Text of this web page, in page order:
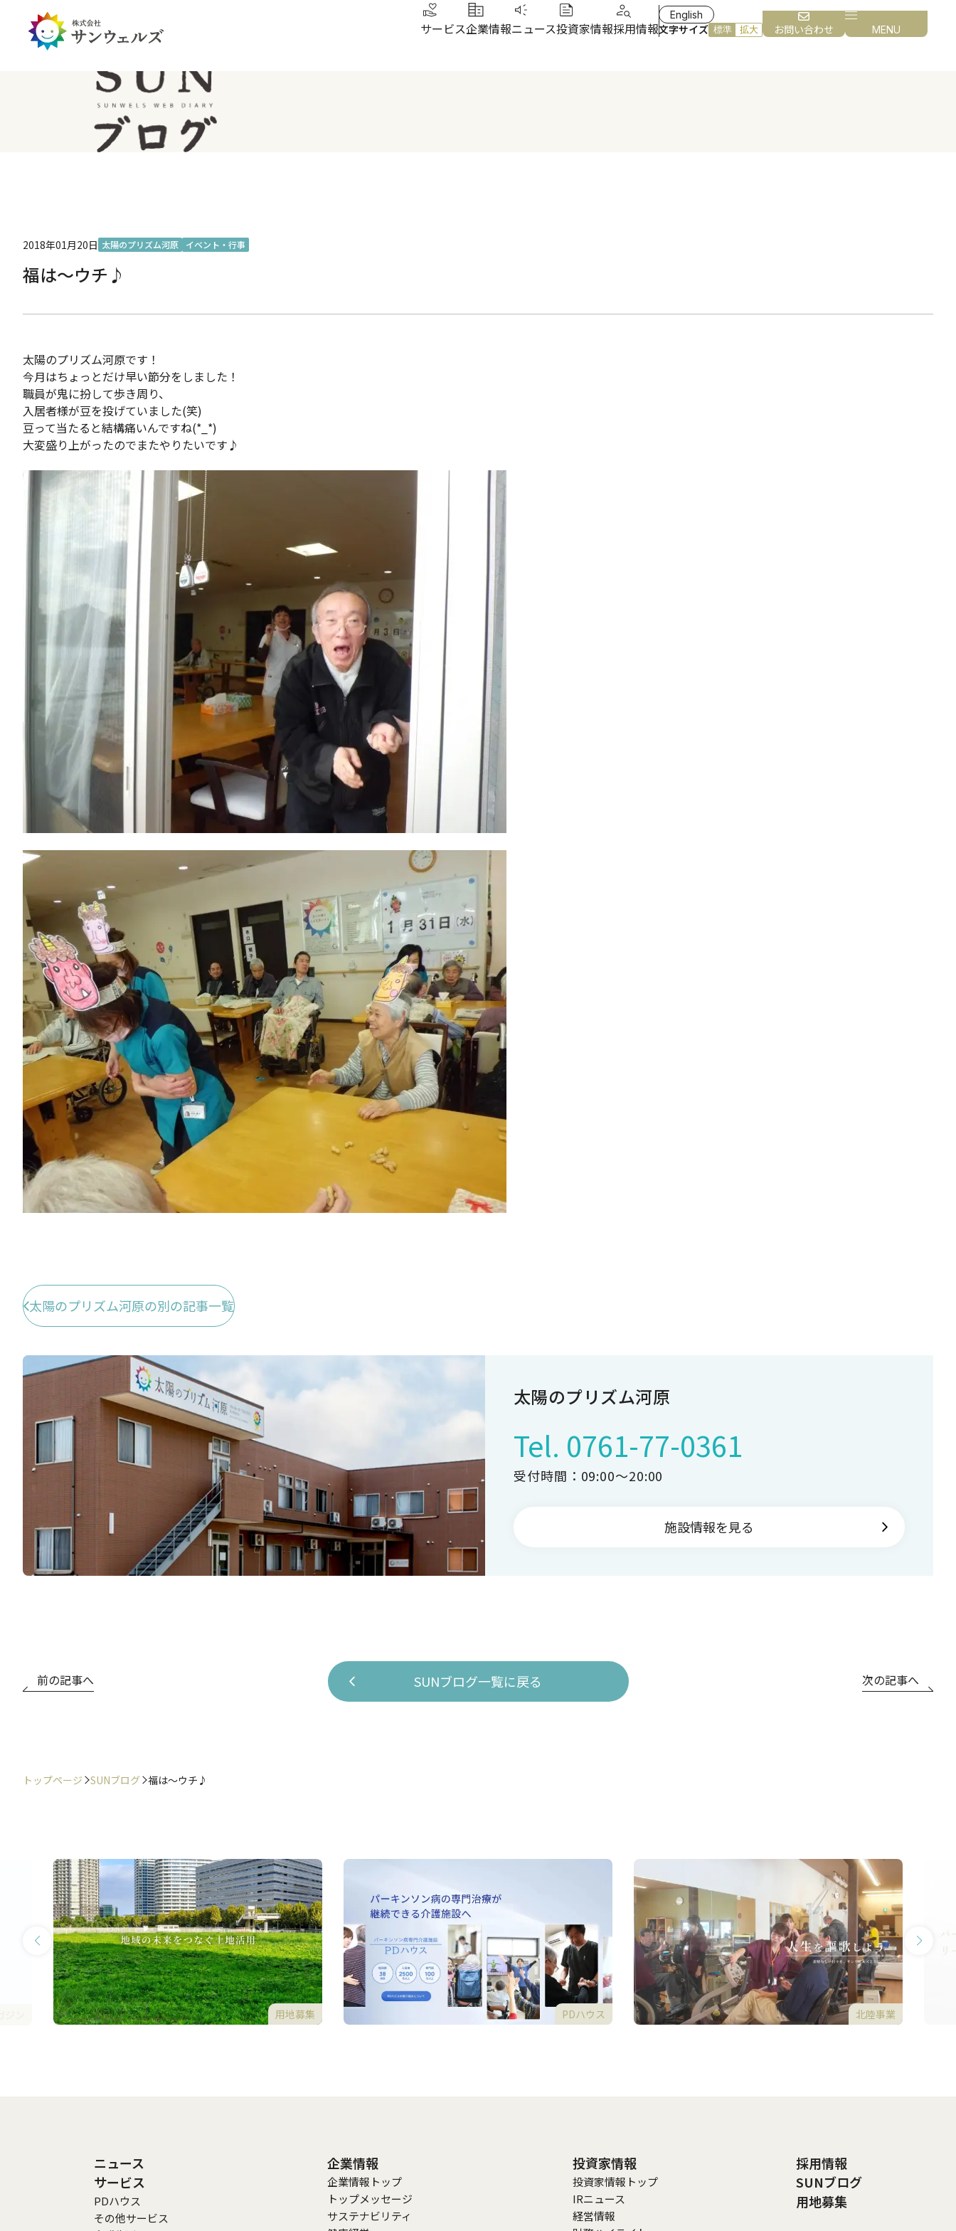
サービス
全国 PDハウス
北陸 介護生活のアイテム
企業情報
企業情報トップ
サステナビリティ
ニュース投資家情報
投資家情報トップ
経営情報
採用情報
English
文字サイズ 標準 拡大 お問い合わせ MENU
2018年01月20日 太陽のプリズム河原 イベント・行事
福は～ウチ♪
太陽のプリズム河原です！
今月はちょっとだけ早い節分をしました！
職員が鬼に扮して歩き周り、
入居者様が豆を投げていました(笑)
豆って当たると結構痛いんですね(*_*)
大変盛り上がったのでまたやりたいです♪
太陽のプリズム河原の別の記事一覧
太陽のプリズム河原
Tel. 0761-77-0361
受付時間：09:00〜20:00
施設情報を見る
前の記事へ SUNブログ一覧に戻る 次の記事へ
トップページ SUNブログ 福は～ウチ♪
用地募集 PDハウス 北陸事業
ニュース
サービス
PDハウス
その他サービス
企業情報
企業情報トップ
トップメッセージ
サステナビリティ
投資家情報
投資家情報トップ
IRニュース
経営情報
採用情報
SUNブログ
用地募集